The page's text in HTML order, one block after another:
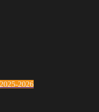
2025-2026